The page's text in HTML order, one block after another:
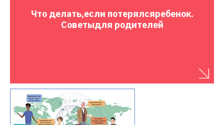
Что делать,если потерялсяребенок.
Советыдля родителей